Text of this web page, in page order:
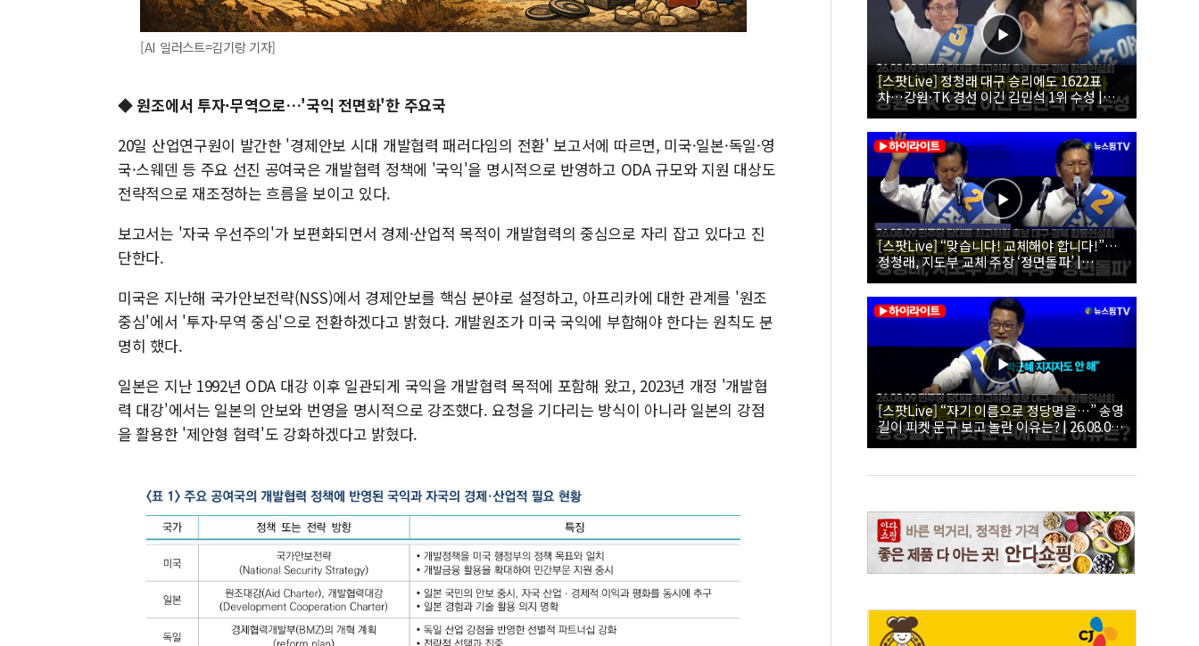
[AI 일러스트=김기랑 기자]
◆ 원조에서 투자·무역으로…'국익 전면화'한 주요국
20일 산업연구원이 발간한 '경제안보 시대 개발협력 패러다임의 전환' 보고서에 따르면, 미국·일본·독일·영
국·스웨덴 등 주요 선진 공여국은 개발협력 정책에 '국익'을 명시적으로 반영하고 ODA 규모와 지원 대상도
전략적으로 재조정하는 흐름을 보이고 있다.
보고서는 '자국 우선주의'가 보편화되면서 경제·산업적 목적이 개발협력의 중심으로 자리 잡고 있다고 진
단한다.
미국은 지난해 국가안보전략(NSS)에서 경제안보를 핵심 분야로 설정하고, 아프리카에 대한 관계를 '원조
중심'에서 '투자·무역 중심'으로 전환하겠다고 밝혔다. 개발원조가 미국 국익에 부합해야 한다는 원칙도 분
명히 했다.
일본은 지난 1992년 ODA 대강 이후 일관되게 국익을 개발협력 목적에 포함해 왔고, 2023년 개정 '개발협
력 대강'에서는 일본의 안보와 번영을 명시적으로 강조했다. 요청을 기다리는 방식이 아니라 일본의 강점
을 활용한 '제안형 협력'도 강화하겠다고 밝혔다.
[스팟Live] 정청래 대구 승리에도 1622표
차…강원·TK 경선 이긴 김민석 1위 수성 |
26.08.09 더불어민주당 당대표·최고위원 후
보 대구·경북 합동연설회
[스팟Live] “맞습니다! 교체해야 합니다!”…
정청래, 지도부 교체 주장 ‘정면돌파’ |
26.08.09 더불어민주당 당대표·최고위원 후
보 대구·경북 합동연설회
[스팟Live] “자기 이름으로 정당명을…” 송영
길이 피켓 문구 보고 놀란 이유는? | 26.08.09
더불어민주당 당대표·최고위원 후보 대구·경